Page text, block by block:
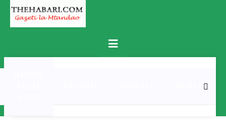
Skip
content
Primary
Menu
MICHEZO